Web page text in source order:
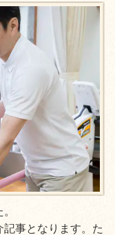
事となります。た